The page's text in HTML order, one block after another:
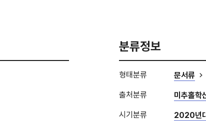
분류정보
형태분류 문서류
출처분류 미추홀학
시기분류 2020년